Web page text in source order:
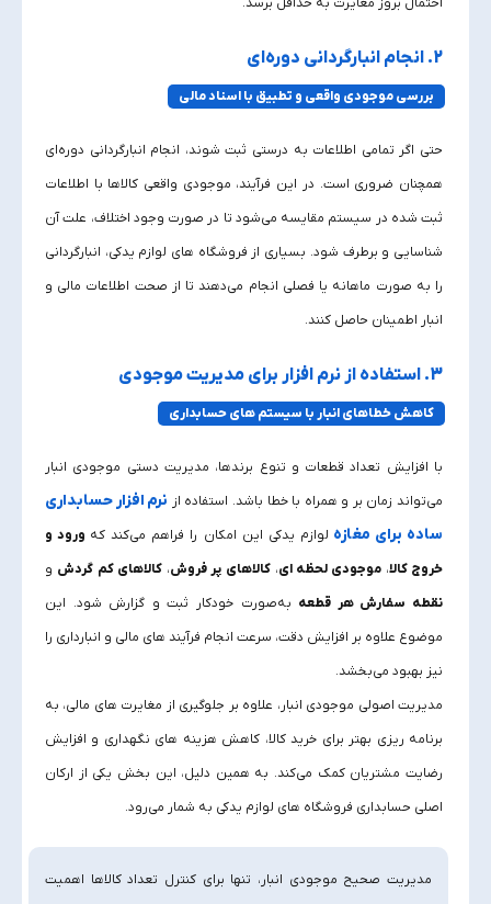
2. انجام انبارگردانی دوره‌ای
بررسی موجودی واقعی و تطبیق با اسناد مالی
حتی اگر تمامی اطلاعات به‌ درستی ثبت شوند، انجام انبارگردانی دوره‌ای
همچنان ضروری است. در این فرآیند، موجودی واقعی کالاها با اطلاعات
ثبت‌ شده در سیستم مقایسه می‌شود تا در صورت وجود اختلاف، علت آن
شناسایی و برطرف شود. بسیاری از فروشگاه‌ های لوازم یدکی، انبارگردانی
را به‌ صورت ماهانه یا فصلی انجام می‌دهند تا از صحت اطلاعات مالی و
انبار اطمینان حاصل کنند.
3. استفاده از نرم‌ افزار برای مدیریت موجودی
کاهش خطاهای انبار با سیستم‌ های حسابداری
با افزایش تعداد قطعات و تنوع برندها، مدیریت دستی موجودی انبار
می‌تواند زمان‌ بر و همراه با خطا باشد. استفاده از نرم‌ افزار حسابداری
ساده برای مغازه لوازم یدکی این امکان را فراهم می‌کند که ورود و
خروج کالا، موجودی لحظه‌ ای،کالاهای پر فروش،کالاهای کم‌ گردش و
نقطه سفارش هر قطعه به‌صورت خودکار ثبت و گزارش شود. این
موضوع علاوه بر افزایش دقت، سرعت انجام فرآیند های مالی و انبارداری را
نیز بهبود می‌بخشد.
مدیریت اصولی موجودی انبار، علاوه بر جلوگیری از مغایرت‌ های مالی، به
برنامه‌ ریزی بهتر برای خرید کالا، کاهش هزینه‌ های نگهداری و افزایش
رضایت مشتریان کمک می‌کند. به همین دلیل، این بخش یکی از ارکان
اصلی حسابداری فروشگاه‌ های لوازم یدکی به شمار می‌رود.
مدیریت صحیح موجودی انبار، تنها برای کنترل تعداد کالاها اهمیت